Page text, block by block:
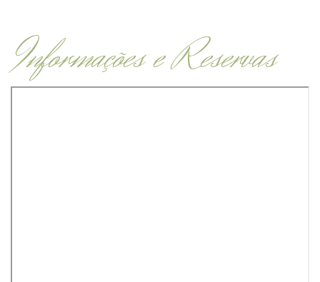
Informações e Reservas